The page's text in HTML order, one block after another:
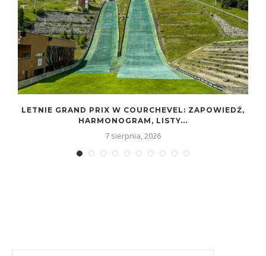
LETNIE GRAND PRIX W COURCHEVEL: ZAPOWIEDŹ,
HARMONOGRAM, LISTY...
7 sierpnia, 2026